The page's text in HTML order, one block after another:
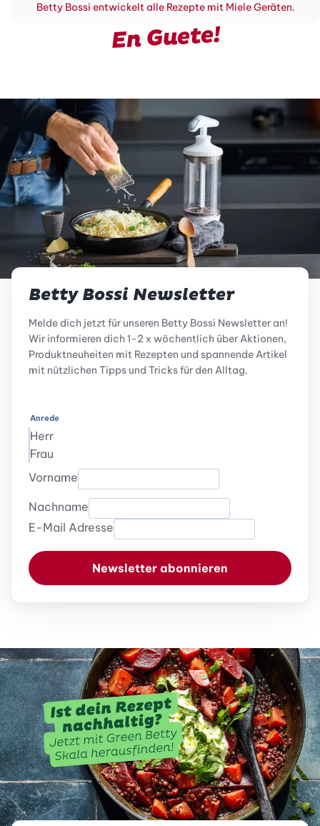
Betty Bossi entwickelt alle Rezepte mit Miele Geräten.
En Guete!
Betty Bossi Newsletter
Melde dich jetzt für unseren Betty Bossi Newsletter an!
Wir informieren dich 1-2 x wöchentlich über Aktionen,
Produktneuheiten mit Rezepten und spannende Artikel
mit nützlichen Tipps und Tricks für den Alltag.
Anrede
Herr
Frau
Vorname
Nachname
E-Mail Adresse
Newsletter abonnieren